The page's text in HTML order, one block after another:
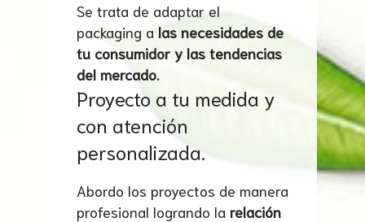
Se trata de adaptar el
packaging a las necesidades de
tu consumidor y las tendencias
del mercado.
Proyecto a tu medida y
con atención
personalizada.
Abordo los proyectos de manera
profesional logrando la relación